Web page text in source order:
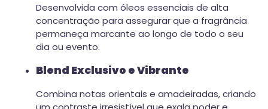
Desenvolvida com óleos essenciais de alta
concentração para assegurar que a fragrância
permaneça marcante ao longo de todo o seu
dia ou evento.
Blend Exclusivo e Vibrante
Combina notas orientais e amadeiradas, criando